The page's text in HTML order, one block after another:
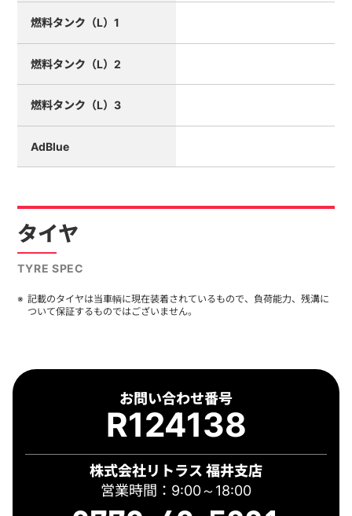
お問い合わせ番号
R124138
株式会社リトラス 福井支店
営業時間：9:00～18:00
燃料タンク（L）1
燃料タンク（L）2
燃料タンク（L）3
AdBlue
タイヤ
TYRE SPEC
記載のタイヤは当車輌に現在装着されているもので、負荷能力、残溝に
ついて保証するものではございません。